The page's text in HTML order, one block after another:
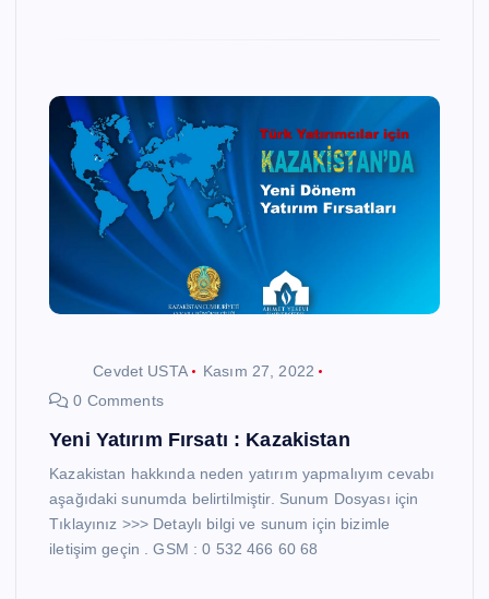
Cevdet USTA
Kasım 27, 2022
0 Comments
Yeni Yatırım Fırsatı : Kazakistan
Kazakistan hakkında neden yatırım yapmalıyım cevabı
aşağıdaki sunumda belirtilmiştir. Sunum Dosyası için
Tıklayınız >>> Detaylı bilgi ve sunum için bizimle
iletişim geçin . GSM : 0 532 466 60 68